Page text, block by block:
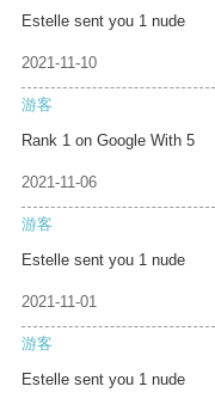
Estelle sent you 1 nude
2021-11-10
游客
Rank 1 on Google With 5
2021-11-06
游客
Estelle sent you 1 nude
2021-11-01
游客
Estelle sent you 1 nude